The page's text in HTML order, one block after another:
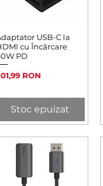
Afișare rapidă
USB-C la
cu Încărcare
PD
RON
Stoc epuizat